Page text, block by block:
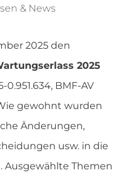
& News
2025 den
2025
0.951.634, BMF-AV
gewohnt wurden
Änderungen,
usw. in die
Ausgewählte Themen